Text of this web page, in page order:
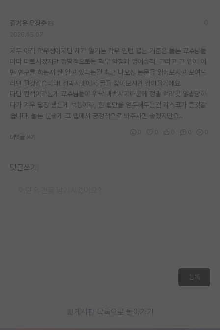
즐거운 우장춘
저두 아직 학부생이지만 제가 알기론 학부 인턴 뽑는 기준은 물론 교수님들
마다 다르시겠지만 정량적으로는 학부 학점과 영어성적, 그리고 그 랩이 어
떤 연구를 하는지 잘 알고 있다는걸 최근 나오신 논문들 읽어보시고 보여드
리면 될것같습니다! 김박사넷에서 글들 찾아보시면 감이올거에요
다만 컨택이라는게 교수님들이 워낙 바쁘시기때문에 정말 여러곳 읽씹당하
다가 겨우 답장 받는게 보통이라, 한 랩만을 염두해두는건 리스크가 큰것같
습니다. 물론 운좋게 그 랩에서 긍정적으로 봐주시면 좋겠지만요..
대댓글 쓰기
댓글쓰기
등록
게시판 목록으로 돌아가기